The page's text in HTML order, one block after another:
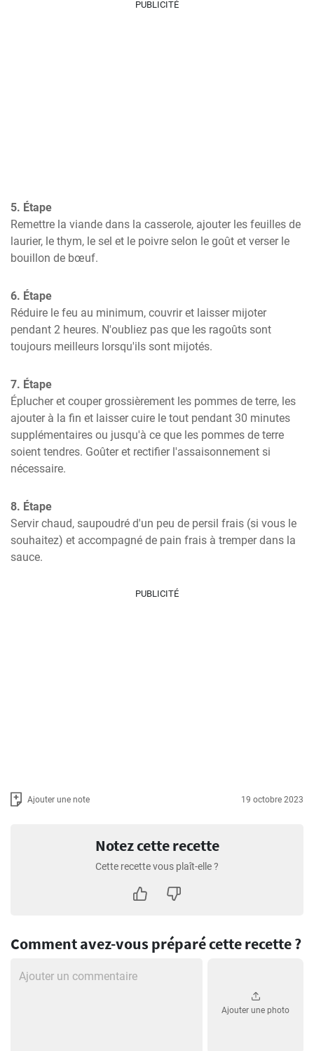
PUBLICITÉ
5. Étape
Remettre la viande dans la casserole, ajouter les feuilles de
laurier, le thym, le sel et le poivre selon le goût et verser le
bouillon de bœuf.
6. Étape
Réduire le feu au minimum, couvrir et laisser mijoter
pendant 2 heures. N'oubliez pas que les ragoûts sont
toujours meilleurs lorsqu'ils sont mijotés.
7. Étape
Éplucher et couper grossièrement les pommes de terre, les
ajouter à la fin et laisser cuire le tout pendant 30 minutes
supplémentaires ou jusqu'à ce que les pommes de terre
soient tendres. Goûter et rectifier l'assaisonnement si
nécessaire.
8. Étape
Servir chaud, saupoudré d'un peu de persil frais (si vous le
souhaitez) et accompagné de pain frais à tremper dans la
sauce.
PUBLICITÉ
Ajouter une note 19 octobre 2023
Notez cette recette
Cette recette vous plaît-elle ?
Comment avez-vous préparé cette recette ?
Ajouter une photo